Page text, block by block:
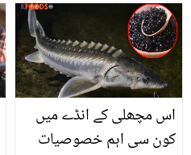
اس مچھلی کے انڈے میں
کون سی اہم خصوصیات